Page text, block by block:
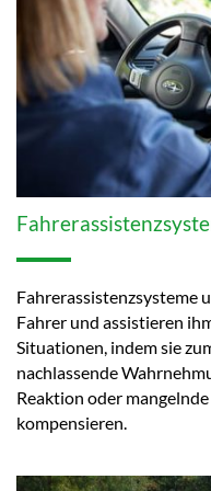
Fahrerassistenzsysteme
Fahrer und assistieren
Situationen, indem sie
nachlassende
Reaktion oder
kompensieren.